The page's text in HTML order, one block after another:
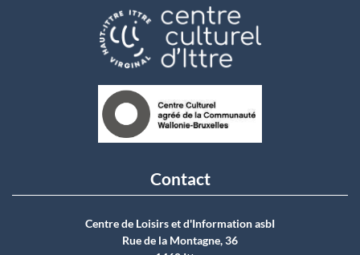
Contact
Centre de Loisirs et d'Information asbI
Rue de la Montagne, 36